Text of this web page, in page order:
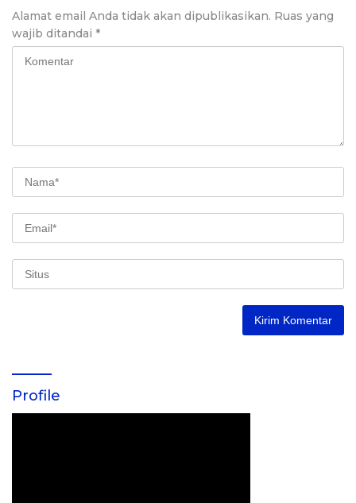
Alamat email Anda tidak akan dipublikasikan. Ruas yang
wajib ditandai *
Profile